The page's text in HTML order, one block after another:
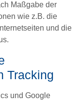
Maßgabe der
wie z.B. die
und die
Tracking
und Google